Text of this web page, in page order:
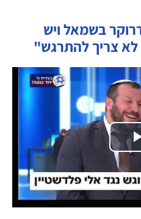
בשמאל ויש
לא צריך להתרגש"
Play
Video